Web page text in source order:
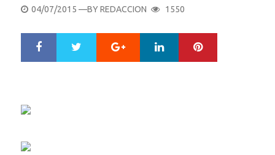
POSTED
04/07/2015 —BYREDACCION 1550
Google+ LinkedIn